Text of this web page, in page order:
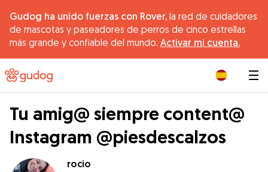
Gudog ha unido fuerzas con Rover, la red de cuidadores
de mascotas y paseadores de perros de cinco estrellas
más grande y confiable del mundo. Activar mi cuenta.
Tu amig@ siempre content@
Instagram @piesdescalzos
rocio